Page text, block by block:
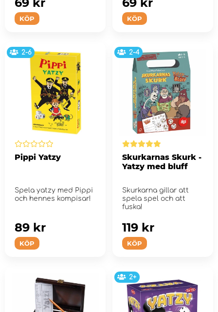
KÖP KÖP
2-6
Pippi Yatzy
Spela yatzy med Pippi
och hennes kompisar!
KÖP
89 kr
2-4
Skurkarnas Skurk -
Yatzy med bluff
Skurkarna gillar att
spela spel och att
fuska!
KÖP
119 kr
2+